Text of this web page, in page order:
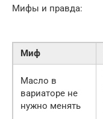
Мифы и правда:
Миф
Масло в
вариаторе не
нужно менять